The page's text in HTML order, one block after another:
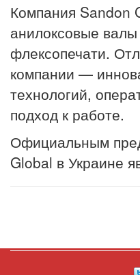
Компания Sandon
анилоксовые
флексопечати.
компании —
технологий,
подход к работе.
Официальным
Global в Украине